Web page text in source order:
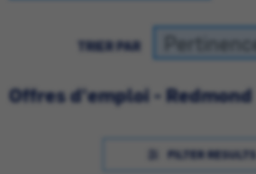
TRIER PAR
Offres d'emploi - Redmond
FILTER RESULTS